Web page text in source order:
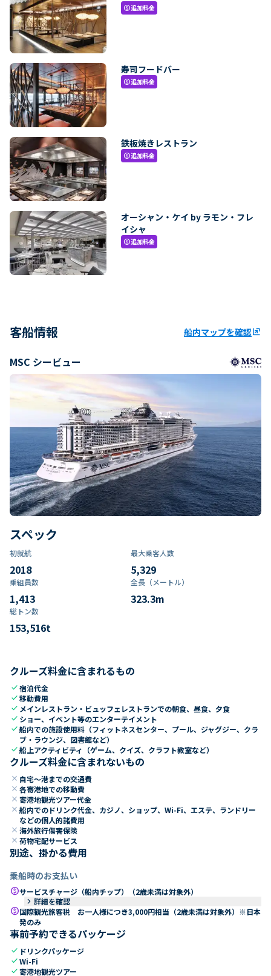
paid追加料金
寿司フードバー
paid追加料金
鉄板焼きレストラン
paid追加料金
オーシャン・ケイ by ラモン・フレ
イシャ
paid追加料金
客船情報 船内マップを確認ungroup
MSC シービュー
スペック
初就航
2018
最大乗客人数
5,329
乗組員数​
1,413
全長（メートル）
323.3m
総トン数​
153,516t
クルーズ料金に含まれるもの
check宿泊代金
check移動費用
check メインレストラン・ビュッフェレストランでの朝食、昼食、夕食
check ショー、イベント等のエンターテイメント
check船内での施設使用料（フィットネスセンター、プール、ジャグジー、クラ
ブ・ラウンジ、図書館など）
check船上アクティビティ（ゲーム、クイズ、クラフト教室など）
クルーズ料金に含まれないもの
close 自宅～港までの交通費
close 各寄港地での移動費
close 寄港地観光ツアー代金
close 船内でのドリンク代金、カジノ、ショップ、Wi-Fi、エステ、ランドリー
などの個人的諸費用
close 海外旅行傷害保険
close 荷物宅配サービス
別途、掛かる費用
乗船時のお支払い
paidサービスチャージ（船内チップ）（2歳未満は対象外）
keyboard_arrow_right 詳細を確認
paid国際観光旅客税 お一人様につき3,000円相当（2歳未満は対象外）※日本
発のみ
事前予約できるパッケージ
check ドリンクパッケージ
checkWi-Fi
check寄港地観光ツアー